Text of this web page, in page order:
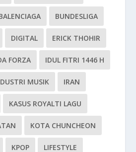
BUNDESLIGA
DIGITAL ERICK THOHIR
FORZA IDUL FITRI 1446 H
MUSIK IRAN
KASUS ROYALTI LAGU
KOTA CHUNCHEON
KPOP LIFESTYLE